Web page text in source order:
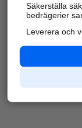
Säkerställa
bedrägerier
Leverera och